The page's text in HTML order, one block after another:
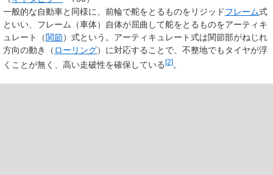
一般的な自動車と同様に、前輪で舵をとるものをリジッドフレーム式
といい、フレーム（車体）自体が屈曲して舵をとるものをアーティキ
ュレート（関節）式という。アーティキュレート式は関節部がねじれ
方向の動き（ ローリング）に対応することで、不整地でもタイヤが浮
くことが無く、高い走破性を確保している[2]。